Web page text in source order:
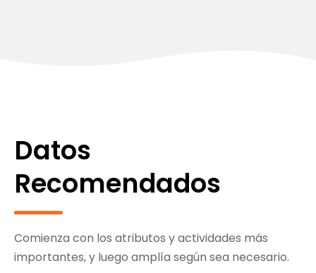
Datos
Recomendados
Comienza con los atributos y actividades más
importantes, y luego amplía según sea necesario.